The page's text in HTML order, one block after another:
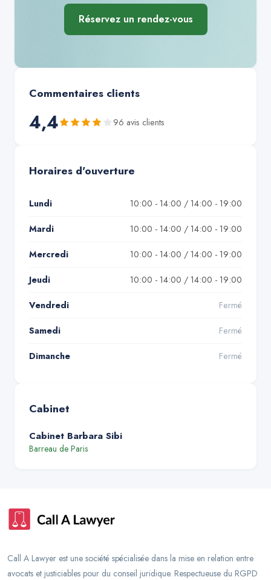
Réservez un rendez-vous
Commentaires clients
4,4 96 avis clients
Horaires d'ouverture
Lundi 10:00 - 14:00 / 14:00 - 19:00
Mardi 10:00 - 14:00 / 14:00 - 19:00
Mercredi 10:00 - 14:00 / 14:00 - 19:00
Jeudi 10:00 - 14:00 / 14:00 - 19:00
Vendredi Fermé
Samedi Fermé
Dimanche Fermé
Cabinet
Cabinet Barbara Sibi
Barreau de Paris
Call A Lawyer est une société spécialisée dans la mise en relation entre
avocats et justiciables pour du conseil juridique. Respectueuse du RGPD